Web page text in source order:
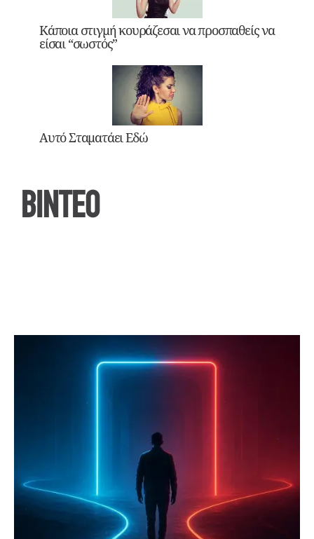
Κάποια στιγμή κουράζεσαι να προσπαθείς να
είσαι “σωστός”
Αυτό Σταματάει Εδώ
ΒΙΝΤΕΟ